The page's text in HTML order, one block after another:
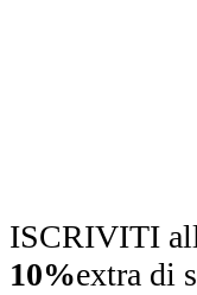
ISCRIVITI
10%extra di